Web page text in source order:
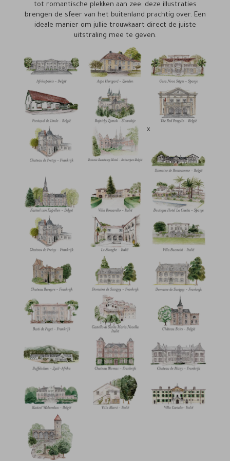
tot romantische plekken aan zee: deze illustraties
brengen de sfeer van het buitenland prachtig over. Een
ideale manier om jullie trouwkaart direct de juiste
uitstraling mee te geven.
x